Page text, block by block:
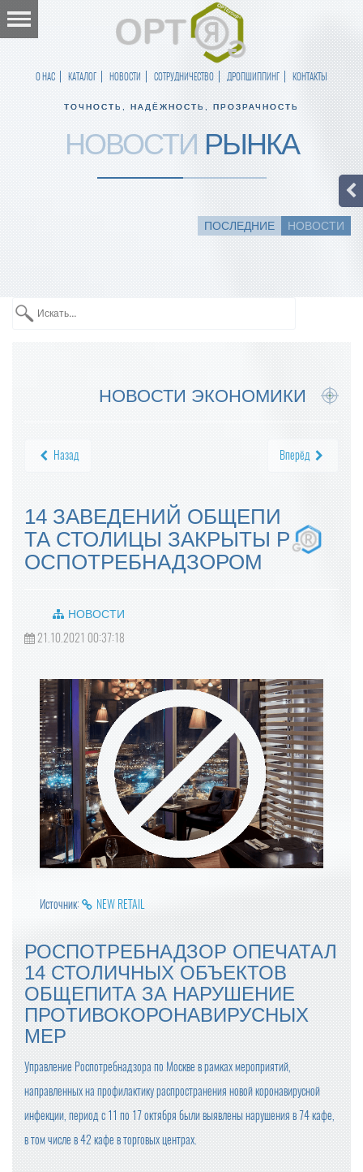
О НАС КАТАЛОГ НОВОСТИ СОТРУДНИЧЕСТВО ДРОПШИППИНГ КОНТАКТЫ
ТОЧНОСТЬ, НАДЁЖНОСТЬ, ПРОЗРАЧНОСТЬ
НОВОСТИ РЫНКА
ПОСЛЕДНИЕ НОВОСТИ
НОВОСТИ ЭКОНОМИКИ
Назад Вперёд
14 ЗАВЕДЕНИЙ ОБЩЕПИ
ТА СТОЛИЦЫ ЗАКРЫТЫ Р
ОСПОТРЕБНАДЗОРОМ
НОВОСТИ
21.10.2021 00:37:18
Источник: NEW RETAIL
РОСПОТРЕБНАДЗОР ОПЕЧАТАЛ
14 СТОЛИЧНЫХ ОБЪЕКТОВ
ОБЩЕПИТА ЗА НАРУШЕНИЕ
ПРОТИВОКОРОНАВИРУСНЫХ
МЕР
Управление Роспотребнадзора по Москве в рамках мероприятий,
направленных на профилактику распространения новой коронавирусной
инфекции, период с 11 по 17 октября были выявлены нарушения в 74 кафе,
в том числе в 42 кафе в торговых центрах.